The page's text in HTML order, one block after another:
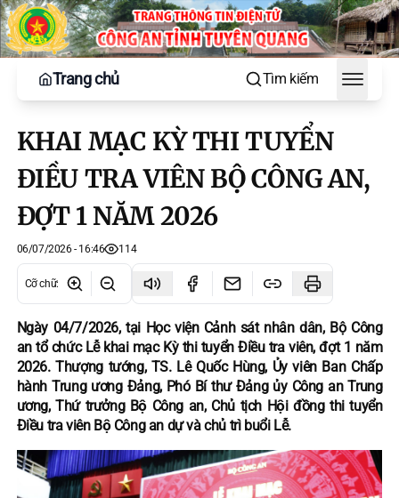
Trang chủ Tìm kiếm
Toggle
KHAI MẠC KỲ THI TUYỂN
ĐIỀU TRA VIÊN BỘ CÔNG AN,
ĐỢT 1 NĂM 2026
06/07/2026 - 16:46 114
Cỡ chữ:
Ngày 04/7/2026, tại Học viện Cảnh sát nhân dân, Bộ Công
an tổ chức Lễ khai mạc Kỳ thi tuyển Điều tra viên, đợt 1 năm
2026. Thượng tướng, TS. Lê Quốc Hùng, Ủy viên Ban Chấp
hành Trung ương Đảng, Phó Bí thư Đảng ủy Công an Trung
ương, Thứ trưởng Bộ Công an, Chủ tịch Hội đồng thi tuyển
Điều tra viên Bộ Công an dự và chủ trì buổi Lễ.